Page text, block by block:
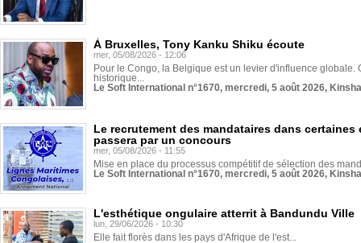
À Bruxelles, Tony Kanku Shiku écoute
mer, 05/08/2026 - 12:06
Pour le Congo, la Belgique est un levier d'influence globale.
historique...
Le Soft International n°1670, mercredi, 5 août 2026,
Le recrutement des mandataires dans
passera par un concours
mer, 05/08/2026 - 11:55
Mise en place du processus compétitif de sélection des
Le Soft International n°1670, mercredi, 5 août 2026,
L'esthétique ongulaire atterrit à Bandundu Ville
lun, 29/06/2026 - 10:30
Elle fait florès dans les pays d'Afrique de l'est...